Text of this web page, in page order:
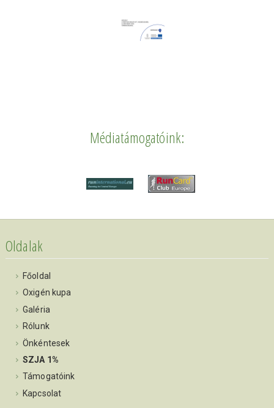
Médiatámogatóink:
Oldalak
Főoldal
Oxigén kupa
Galéria
Rólunk
Önkéntesek
SZJA 1%
Támogatóink
Kapcsolat